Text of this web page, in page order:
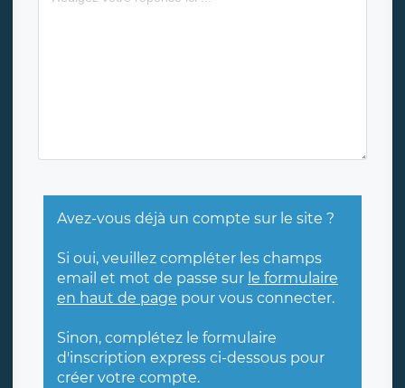
Avez-vous déjà un compte sur le site ?
Si oui, veuillez compléter les champs
email et mot de passe sur le formulaire
en haut de page pour vous connecter.
Sinon, complétez le formulaire
d'inscription express ci-dessous pour
créer votre compte.